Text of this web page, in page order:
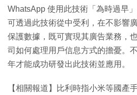
WhatsApp 使用此技術「為時過早
可透過此技術從中受利，在不影響
保護數據，既可實現其廣告業務，
司如何處理用戶信息方式的擔憂。
年才能成功研發出此技術並應用。
【相關報道】比利時指小米等國產